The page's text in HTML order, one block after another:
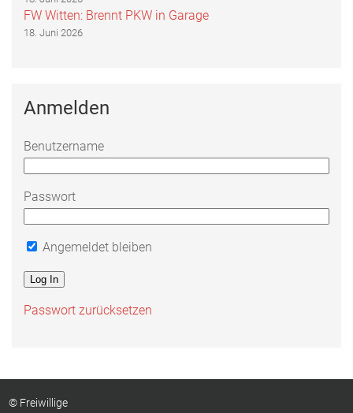
FW Witten: Brennt PKW in Garage
18. Juni 2026
Anmelden
Benutzername
Passwort
Angemeldet bleiben
Passwort zurücksetzen
© Freiwillige